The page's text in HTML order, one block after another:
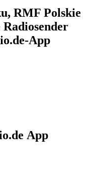
RMF Polskie
App
App